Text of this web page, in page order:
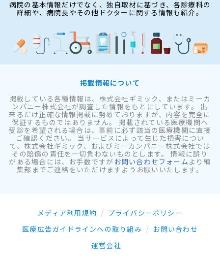
病院の基本情報だけでなく、独自取材に基づき、各診療科の
詳細や、病院長やその他ドクターに関する情報も紹介。
掲載情報について
掲載している各種情報は、株式会社ギミック、またはミーカ
ンパニー株式会社が調査した情報をもとにしています。 出
来るだけ正確な情報掲載に努めておりますが、内容を完全に
保証するものではありません。 掲載されている医療機関へ
受診を希望される場合は、事前に必ず該当の医療機関に直接
ご確認ください。 当サービスによって生じた損害につい
て、株式会社ギミック、およびミーカンパニー株式会社では
その賠償の責任を一切負わないものとします。 情報に誤り
がある場合には、お手数ですが お問い合わせフォーム より編
集部までご連絡をいただけますようお願いいたします。
メディア利用規約
プライバシーポリシー
医療広告ガイドラインへの取り組み
お問い合わせ
運営会社